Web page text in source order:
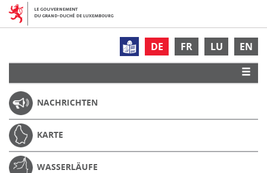
DE FR LU EN
NACHRICHTEN
KARTE
WASSERLÄUFE